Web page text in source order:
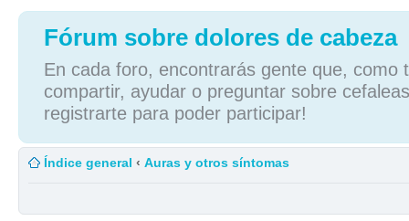
Fórum sobre dolores de cabeza
En cada foro, encontrarás gente que, como
compartir, ayudar o preguntar sobre
registrarte para poder participar!
Índice general ‹ Auras y otros síntomas